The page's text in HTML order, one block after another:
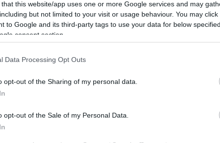
that this website/app uses one or more Google services and may
but not limited to your visit or usage behaviour. You may
to Google and its third-party tags to use your data for below
consent section.
Data Processing Opt Outs
opt-out of the Sharing of my personal data.
opt-out of the Sale of my Personal Data.
DATA
IMPORTO
27 D.L.
31/12/2022
(ART.1